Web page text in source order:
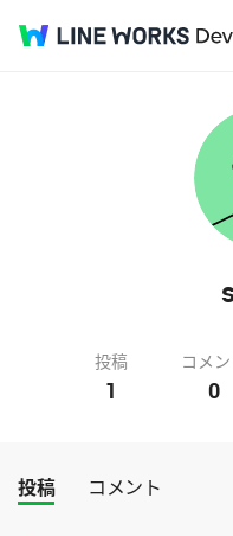
投稿
1
コメ
0
投稿 コメント